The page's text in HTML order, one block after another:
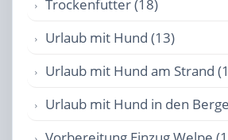
Trockenfutter (18)
Urlaub mit Hund (13)
Urlaub mit Hund am Strand
Urlaub mit Hund in den